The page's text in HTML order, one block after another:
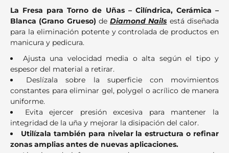
La Fresa para Torno de Uñas – Cilíndrica, Cerámica –
Blanca (Grano Grueso) deDiamond Nails está diseñada
para la eliminación potente y controlada de productos en
manicura y pedicura.
Ajusta una velocidad media o alta según el tipo y
espesor del material a retirar.
Deslízala sobre la superficie con movimientos
constantes para eliminar gel, polygel o acrílico de manera
uniforme.
Evita ejercer presión excesiva para mantener la
integridad de la uña y mejorar la disipación del calor.
Utilízala también para nivelar la estructura o refinar
zonas amplias antes de nuevas aplicaciones.